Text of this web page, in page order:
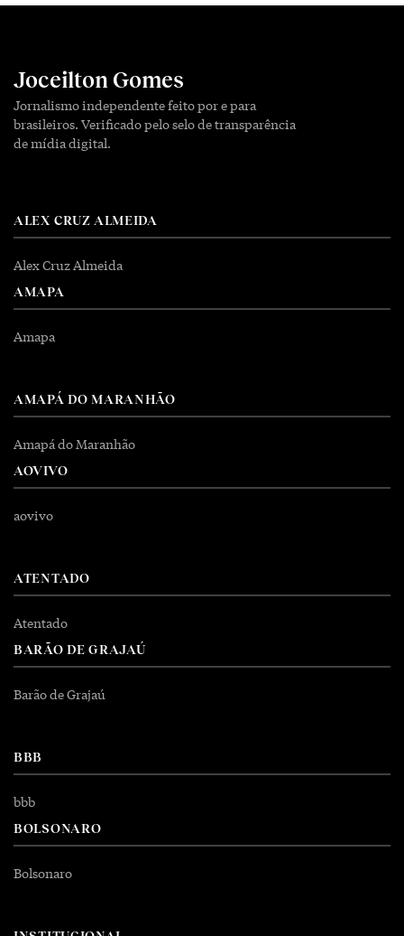
Joceilton Gomes
Jornalismo independente feito por e para
brasileiros. Verificado pelo selo de transparência
de mídia digital.
ALEX CRUZ ALMEIDA
Alex Cruz Almeida
AMAPA
Amapa
AMAPÁ DO MARANHÃO
Amapá do Maranhão
AOVIVO
aovivo
ATENTADO
Atentado
BARÃO DE GRAJAÚ
Barão de Grajaú
BBB
bbb
BOLSONARO
Bolsonaro